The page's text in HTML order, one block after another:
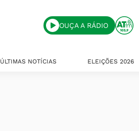
OUÇA A RÁDIO
ÚLTIMAS NOTÍCIAS ELEIÇÕES 2026